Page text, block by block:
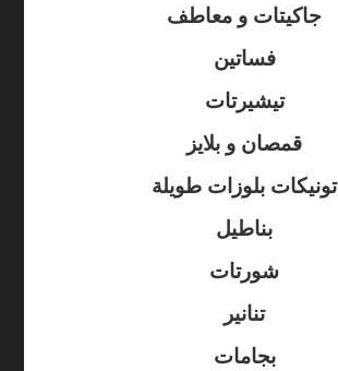
جاكيتات و معاطف
فساتين
تيشيرتات
قمصان و بلايز
تونيكات بلوزات طويلة
بناطيل
شورتات
تنانير
بجامات